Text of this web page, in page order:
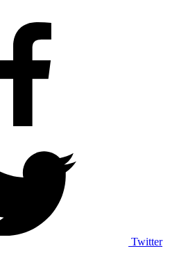
Twitter